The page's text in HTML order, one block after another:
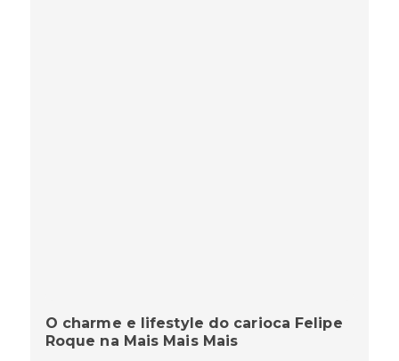
O charme e lifestyle do carioca Felipe
Roque na Mais Mais Mais